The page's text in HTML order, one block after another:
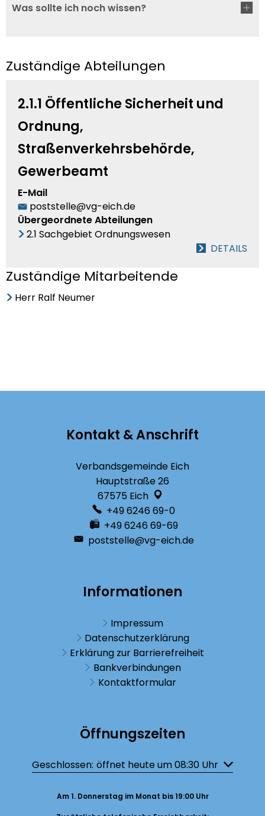
Was sollte ich noch wissen?
Zuständige Abteilungen
2.1.1 Öffentliche Sicherheit und
Ordnung,
Straßenverkehrsbehörde,
Gewerbeamt
E-Mail
poststelle@vg-eich.de
Übergeordnete Abteilungen
2.1 Sachgebiet Ordnungswesen
DETAILS
Zuständige Mitarbeitende
Herr Ralf Neumer
Kontakt & Anschrift
Verbandsgemeinde Eich
Hauptstraße 26
67575 Eich
+49 6246 69-0
+49 6246 69-69
poststelle@vg-eich.de
Informationen
Impressum
Datenschutzerklärung
Erklärung zur Barrierefreiheit
Bankverbindungen
Kontaktformular
Öffnungszeiten
Klicken, um weitere Öffnungs- oder Schließzeiten auszublenden
Geschlossen: öffnet heute um 08:30 Uhr
Am 1. Donnerstag im Monat bis 19:00 Uhr